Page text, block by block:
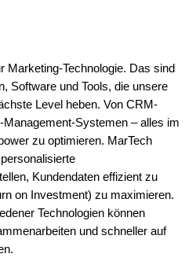
Marketing-Technologie. Das sind
Software und Tools, die unsere
Level heben. Von CRM-
Systemen – alles im
zu optimieren. MarTech
Kundendaten effizient zu
on Investment) zu maximieren.
Technologien können
und schneller auf